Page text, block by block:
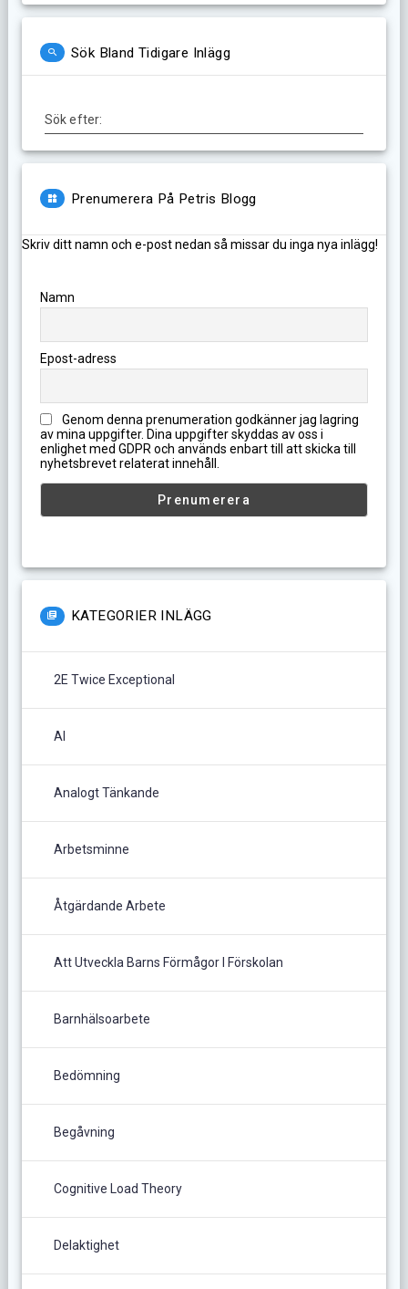
Sök Bland Tidigare Inlägg
Sök efter:
Prenumerera På Petris Blogg
Skriv ditt namn och e-post nedan så missar du inga nya inlägg!
Namn
Epost-adress
Genom denna prenumeration godkänner jag lagring
av mina uppgifter. Dina uppgifter skyddas av oss i
enlighet med GDPR och används enbart till att skicka till
nyhetsbrevet relaterat innehåll.
KATEGORIER INLÄGG
2E Twice Exceptional
AI
Analogt Tänkande
Arbetsminne
Åtgärdande Arbete
Att Utveckla Barns Förmågor I Förskolan
Barnhälsoarbete
Bedömning
Begåvning
Cognitive Load Theory
Delaktighet